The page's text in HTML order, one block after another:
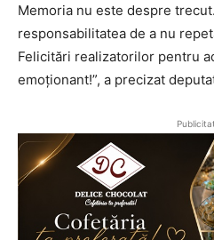
Memoria nu este despre
responsabilitatea de a nu
Felicitări realizatorilor pentru
emoționant!”, a precizat